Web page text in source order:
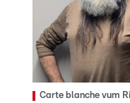
Carte blanche vum